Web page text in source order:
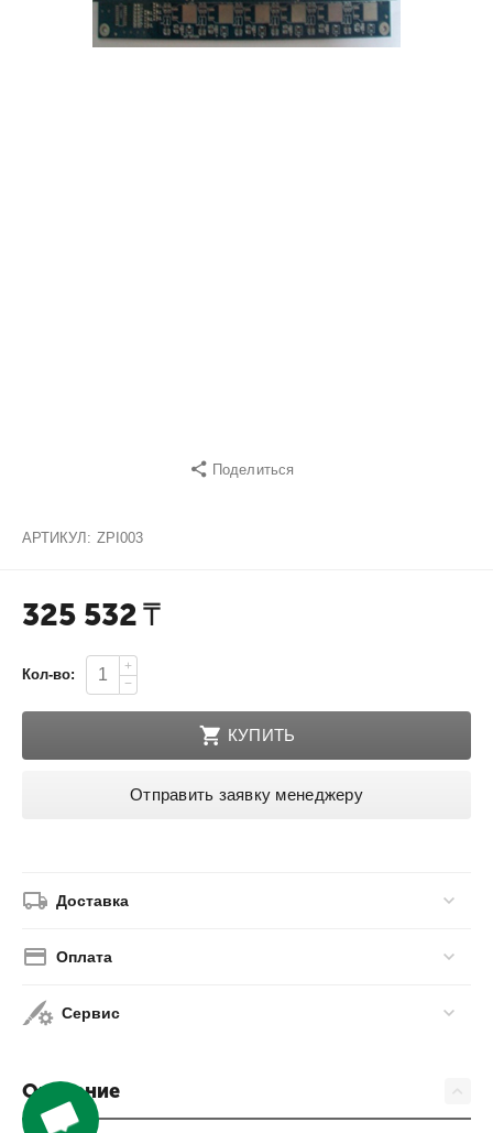
Поделиться
АРТИКУЛ: ZPI003
325 532₸
Кол-во:
+
−
КУПИТЬ
Отправить заявку менеджеру
Доставка
Оплата
Сервис
Описание